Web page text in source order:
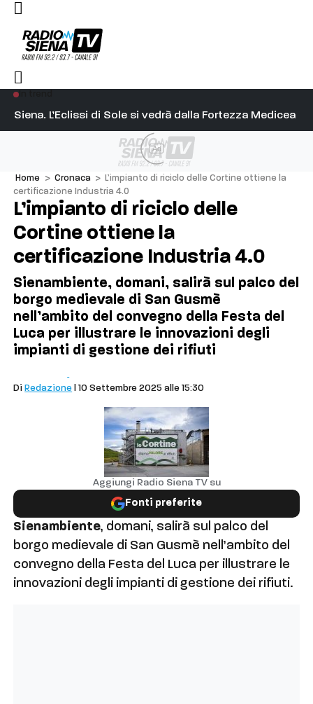
Siena. L’Eclissi di Sole si vedrà dalla Fortezza Medicea
su Diosu sono state poco corrette”
Ad
Home > Cronaca >
L’impianto di riciclo delle Cortine ottiene la
certificazione Industria 4.0
L’impianto di riciclo delle
Cortine ottiene la
certificazione Industria 4.0
Sienambiente, domani, salirà sul palco del
borgo medievale di San Gusmè
nell’ambito del convegno della Festa del
Luca per illustrare le innovazioni degli
impianti di gestione dei rifiuti
Di Redazione | 10 Settembre 2025 alle 15:30
Aggiungi Radio Siena TV su
Fonti preferite
Sienambiente, domani, salirà sul palco del
borgo medievale di San Gusmè nell’ambito del
convegno della Festa del Luca per illustrare le
innovazioni degli impianti di gestione dei rifiuti.